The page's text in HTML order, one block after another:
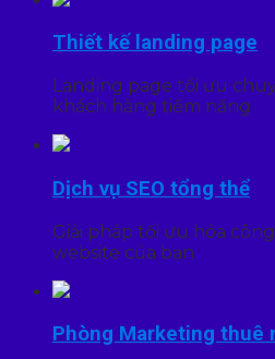
Thiết kế landing page
Landing page tối ưu
khách hàng tiềm năng
Dịch vụ SEO tổng thể
Giải pháp tối ưu hóa
website của bạn
Phòng Marketing thuê